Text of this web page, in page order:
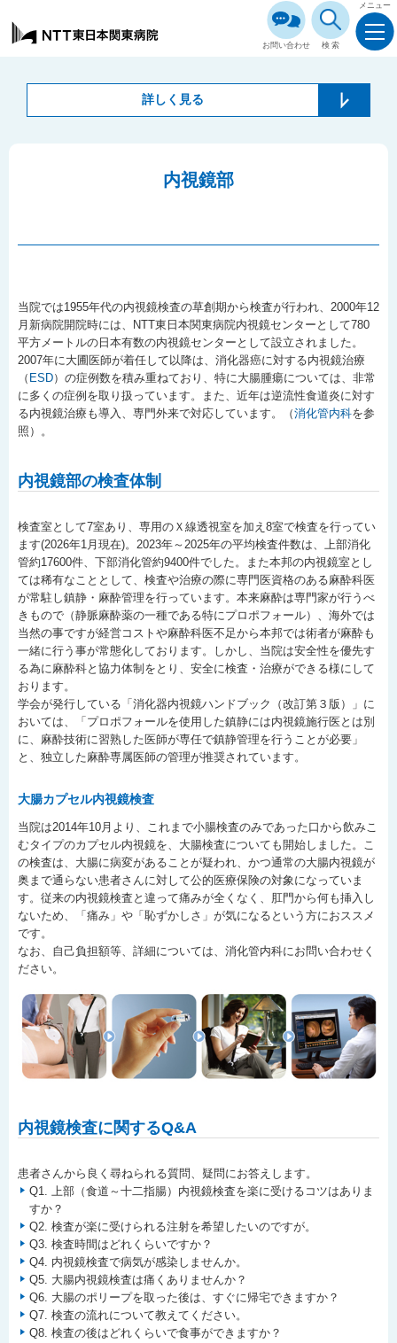
お問い合わせ 検索
メニュー
詳しく見る
内視鏡部
当院では1955年代の内視鏡検査の草創期から検査が行われ、2000年12
月新病院開院時には、NTT東日本関東病院内視鏡センターとして780
平方メートルの日本有数の内視鏡センターとして設立されました。
2007年に大圃医師が着任して以降は、消化器癌に対する内視鏡治療
（ ESD）の症例数を積み重ねており、特に大腸腫瘍については、非常
に多くの症例を取り扱っています。また、近年は逆流性食道炎に対す
る内視鏡治療も導入、専門外来で対応しています。（消化管内科を参
照）。
内視鏡部の検査体制
検査室として7室あり、専用のＸ線透視室を加え8室で検査を行ってい
ます(2026年1月現在)。2023年～2025年の平均検査件数は、上部消化
管約17600件、下部消化管約9400件でした。また本邦の内視鏡室とし
ては稀有なこととして、検査や治療の際に専門医資格のある麻酔科医
が常駐し鎮静・麻酔管理を行っています。本来麻酔は専門家が行うべ
きもので（静脈麻酔薬の一種である特にプロポフォール）、海外では
当然の事ですが経営コストや麻酔科医不足から本邦では術者が麻酔も
一緒に行う事が常態化しております。しかし、当院は安全性を優先す
る為に麻酔科と協力体制をとり、安全に検査・治療ができる様にして
おります。
学会が発行している「消化器内視鏡ハンドブック（改訂第３版）」に
おいては、「プロポフォールを使用した鎮静には内視鏡施行医とは別
に、麻酔技術に習熟した医師が専任で鎮静管理を行うことが必要」
と、独立した麻酔専属医師の管理が推奨されています。
大腸カプセル内視鏡検査
当院は2014年10月より、これまで小腸検査のみであった口から飲みこ
むタイプのカプセル内視鏡を、大腸検査についても開始しました。こ
の検査は、大腸に病変があることが疑われ、かつ通常の大腸内視鏡が
奥まで通らない患者さんに対して公的医療保険の対象になっていま
す。従来の内視鏡検査と違って痛みが全くなく、肛門から何も挿入し
ないため、「痛み」や「恥ずかしさ」が気になるという方におススメ
です。
なお、自己負担額等、詳細については、消化管内科にお問い合わせく
ださい。
内視鏡検査に関するQ&A
患者さんから良く尋ねられる質問、疑問にお答えします。
Q1. 上部（食道～十二指腸）内視鏡検査を楽に受けるコツはありま
すか？
Q2. 検査が楽に受けられる注射を希望したいのですが。
Q3. 検査時間はどれくらいですか？
Q4. 内視鏡検査で病気が感染しませんか。
Q5. 大腸内視鏡検査は痛くありませんか？
Q6. 大腸のポリープを取った後は、すぐに帰宅できますか？
Q7. 検査の流れについて教えてください。
Q8. 検査の後はどれくらいで食事ができますか？